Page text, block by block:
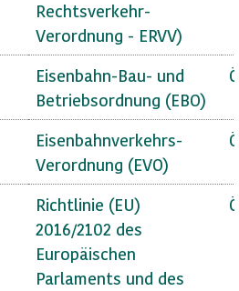
Rechtsverkehr-
Verordnung - ERVV)
Eisenbahn-Bau- und
Betriebsordnung (EBO)
Eisenbahnverkehrs-
Verordnung (EVO)
Richtlinie (EU)
2016/2102 des
Europäischen
Parlaments und des